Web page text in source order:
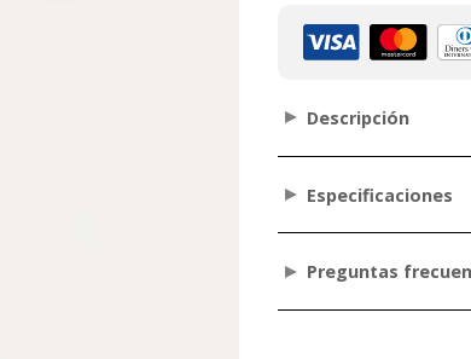
Descripción
Especificaciones
Preguntas